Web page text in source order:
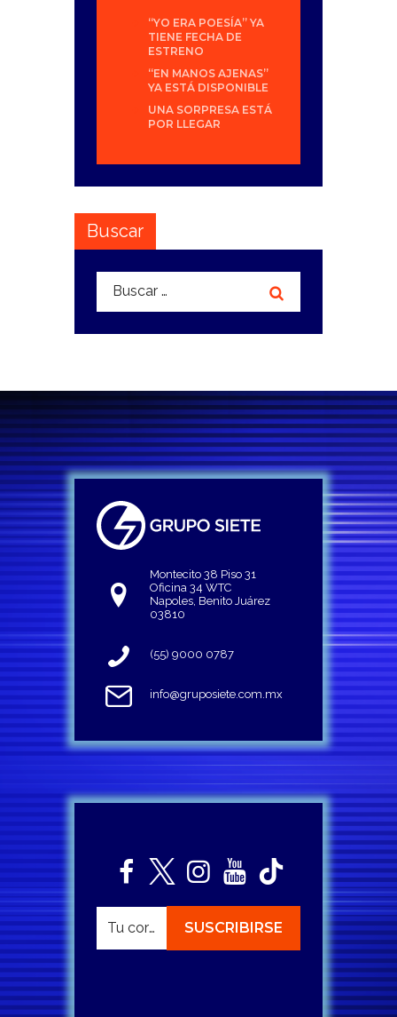
“YO ERA POESÍA” YA
TIENE FECHA DE
ESTRENO
“EN MANOS AJENAS”
YA ESTÁ DISPONIBLE
UNA SORPRESA ESTÁ
POR LLEGAR
Buscar
Buscar:
Montecito 38 Piso 31
Oficina 34 WTC
Napoles, Benito Juárez
03810
(55) 9000 0787
info@gruposiete.com.mx